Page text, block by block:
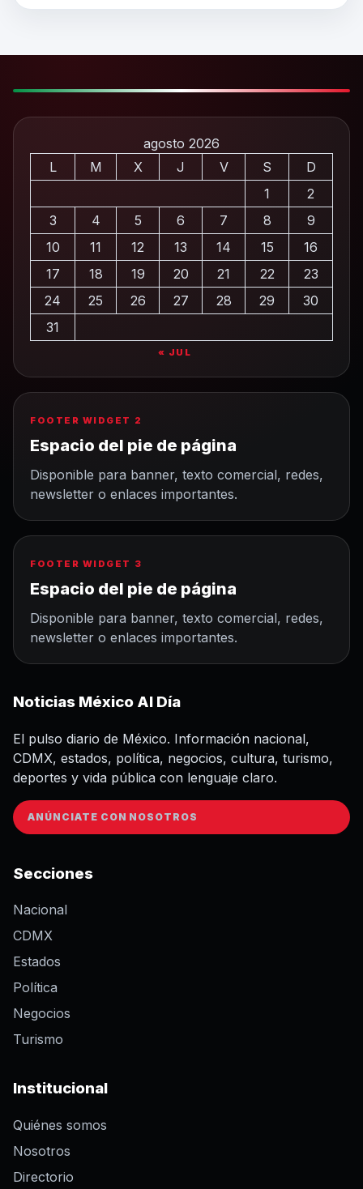
agosto 2026
L
M X J V S
D
1
2
3
4 5 6 7 8
9
10
11 12 13 14 15
16
17
18 19 20 21 22
23
24
25 26 27 28 29
30
31
« JUL
FOOTER WIDGET 2
Espacio del pie de página
Disponible para banner, texto comercial, redes,
newsletter o enlaces importantes.
FOOTER WIDGET 3
Espacio del pie de página
Disponible para banner, texto comercial, redes,
newsletter o enlaces importantes.
Noticias México Al Día
El pulso diario de México. Información nacional,
CDMX, estados, política, negocios, cultura, turismo,
deportes y vida pública con lenguaje claro.
ANÚNCIATE CON NOSOTROS
Secciones
Nacional
CDMX
Estados
Política
Negocios
Turismo
Institucional
Quiénes somos
Nosotros
Directorio